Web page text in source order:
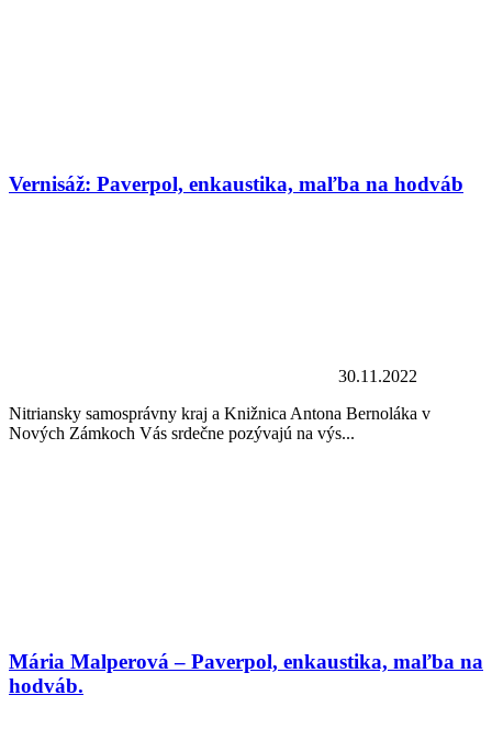
Vernisáž: Paverpol, enkaustika, maľba na hodváb
30.11.2022
Nitriansky samosprávny kraj a Knižnica Antona Bernoláka v
Nových Zámkoch Vás srdečne pozývajú na výs...
Mária Malperová – Paverpol, enkaustika, maľba na
hodváb.